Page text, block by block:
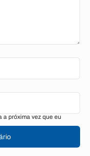
a próxima vez que eu